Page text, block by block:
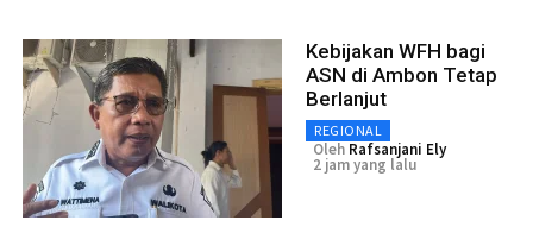
Kebijakan WFH bagi
ASN di Ambon Tetap
Berlanjut
REGIONAL
Oleh Rafsanjani Ely
2 jam yang lalu